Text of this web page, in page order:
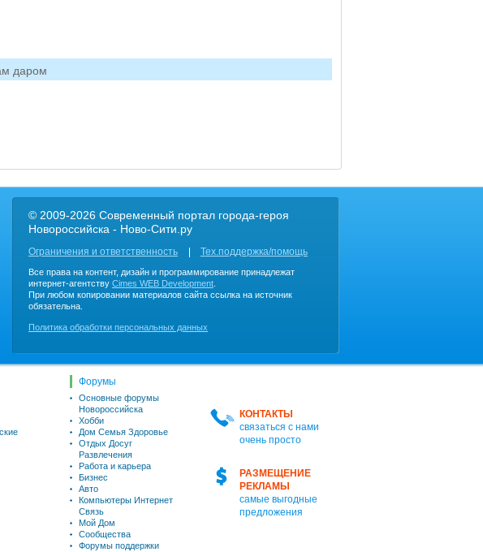
даром
© 2009-2026 Современный портал города-героя
Новороссийска - Ново-Сити.ру
Ограничения и ответственность Тех.поддержка/помощь
Все права на контент, дизайн и программирование принадлежат
интернет-агентству Cimes WEB Development
При любом копировании материалов сайта ссылка на источник
обязательна.
Политика обработки персональных данных
КОНТАКТЫ
связаться с нами
очень просто
РАЗМЕЩЕНИЕ
РЕКЛАМЫ
самые выгодные
предложения
Форумы
Основные форумы
Новороссийска
Хобби
Дом Семья Здоровье
Отдых Досуг
Развлечения
Работа и карьера
Бизнес
Авто
Компьютеры Интернет
Связь
Мой Дом
Сообщества
Форумы поддержки